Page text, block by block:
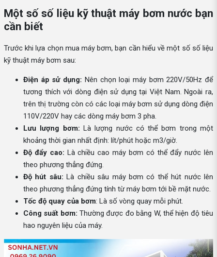
Một số số liệu kỹ thuật máy bơm nước bạn
cần biết
Trước khi lựa chọn mua máy bơm, bạn cần hiểu về một số số liệu
kỹ thuật máy bơm sau:
Điện áp sử dụng: Nên chọn loại máy bơm 220V/50Hz để
tương thích với dòng điện sử dụng tại Việt Nam. Ngoài ra,
trên thị trường còn có các loại máy bơm sử dụng dòng điện
110V/220V hay các dòng máy bơm 3 pha.
Lưu lượng bơm: Là lượng nước có thể bơm trong một
khoảng thời gian nhất định: lít/phút hoặc m3/giờ.
Độ đẩy cao: Là chiều cao máy bơm có thể đẩy nước lên
theo phương thẳng đứng.
Độ hút sâu: Là chiều sâu máy bơm có thể hút nước lên
theo phương thẳng đứng tính từ máy bơm tới bề mặt nước.
Tốc độ quay của bơm: Là số vòng quay mỗi phút.
Công suất bơm: Thường được đo bằng W, thể hiện độ tiêu
hao nguyên liệu của máy.